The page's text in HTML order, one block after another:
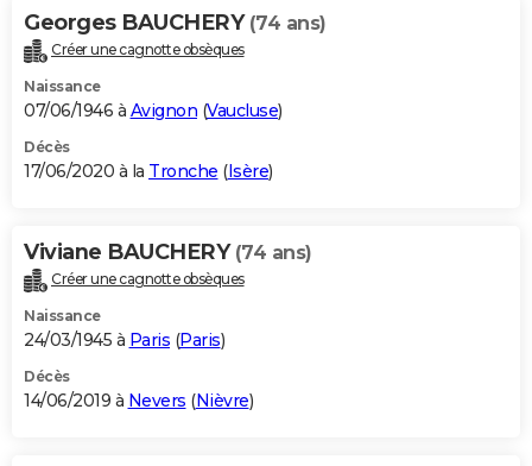
Bricolage
Lifestyle
Culture
Sport
Auto
Television
Voyage
Cinema
Georges BAUCHERY (74 ans)
Créer une cagnotte obsèques
Naissance
07/06/1946 à Avignon (Vaucluse)
Décès
17/06/2020 à la Tronche (Isère)
Viviane BAUCHERY (74 ans)
Créer une cagnotte obsèques
Naissance
24/03/1945 à Paris (Paris)
Décès
14/06/2019 à Nevers (Nièvre)